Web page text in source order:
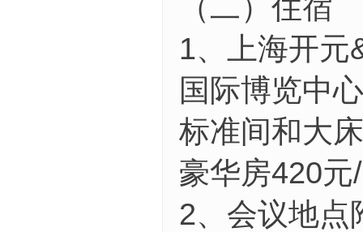
1、上海开元
国际博览中
标准间和大
豪华房420
2、会议地点